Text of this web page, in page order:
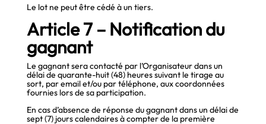
Le lot ne peut être cédé à un tiers.
Article 7 – Notification du
gagnant
Le gagnant sera contacté par l’Organisateur dans un
délai de quarante-huit (48) heures suivant le tirage au
sort, par email et/ou par téléphone, aux coordonnées
fournies lors de sa participation.
En cas d’absence de réponse du gagnant dans un délai de
sept (7) jours calendaires à compter de la première